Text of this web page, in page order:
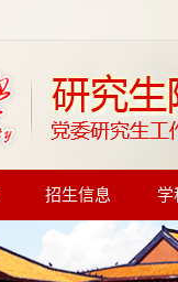
招生信息 学